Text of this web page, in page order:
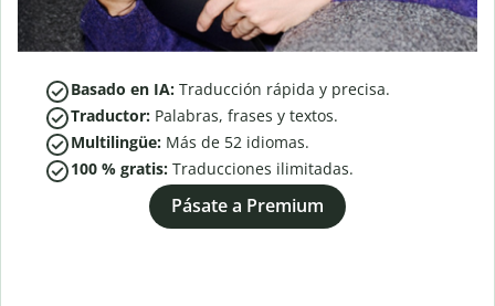
Basado en IA: Traducción rápida y precisa.
Traductor: Palabras, frases y textos.
Multilingüe: Más de 52 idiomas.
100 % gratis: Traducciones ilimitadas.
Pásate a Premium